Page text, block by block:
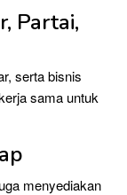
Partai,
serta bisnis
sama untuk
menyediakan